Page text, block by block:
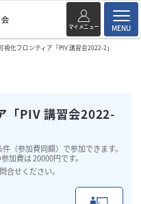
マイメニュー MENU
視化フロンティア「PIV 講習会2022-2」
「PIV 講習会2022-
（参加費同額）で参加できます。
加費は 20000円です。
合せください。